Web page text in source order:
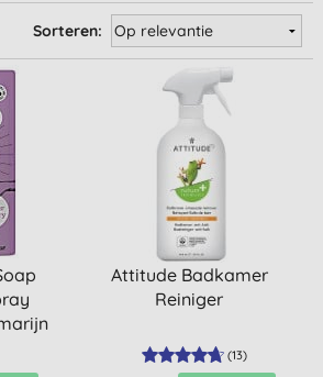
Sorteren:
Attitude Badkamer
Reiniger
(13)